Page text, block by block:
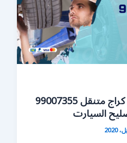
كراج الاحمدي | كراج متنقل 99007355
السيارت